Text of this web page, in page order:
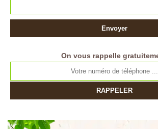
On vous rappelle